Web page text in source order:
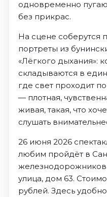
одновременно
без прикрас.
На сцене соберутся
портреты из
«Лёгкого дыхания»:
складываются в
где свет проходит
— плотная,
живая, такая, что
слушать
26 июня 2026
любим пройдёт в
железнодорожников
улица, дом 63.
рублей. Здесь